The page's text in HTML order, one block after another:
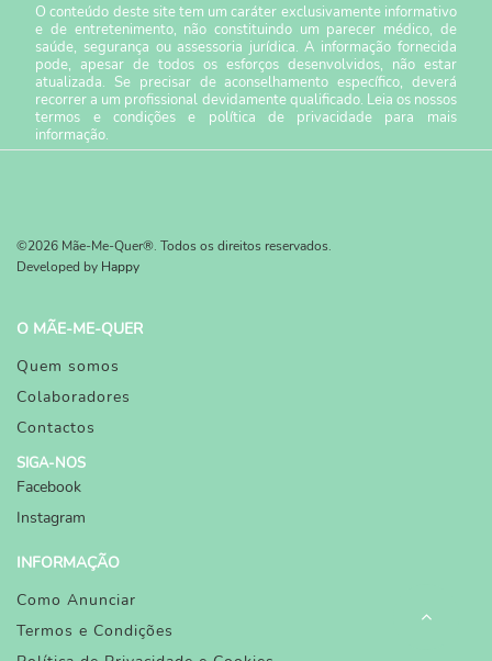
O conteúdo deste site tem um caráter exclusivamente informativo
e de entretenimento, não constituindo um parecer médico, de
saúde, segurança ou assessoria jurídica. A informação fornecida
pode, apesar de todos os esforços desenvolvidos, não estar
atualizada. Se precisar de aconselhamento específico, deverá
recorrer a um profissional devidamente qualificado. Leia os nossos
termos e condiçõese política de privacidade para mais
informação.
©2026 Mãe-Me-Quer®. Todos os direitos reservados.
Developed by Happy
O MÃE-ME-QUER
Quem somos
Colaboradores
Contactos
SIGA-NOS
Facebook
Instagram
INFORMAÇÃO
Como Anunciar
Termos e Condições